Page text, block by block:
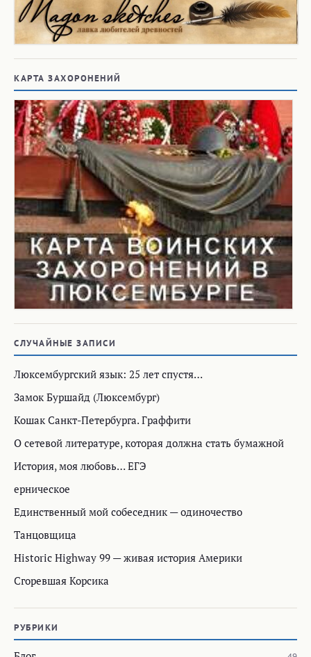
КАРТА ЗАХОРОНЕНИЙ
СЛУЧАЙНЫЕ ЗАПИСИ
Люксембургский язык: 25 лет спустя…
Замок Буршайд (Люксембург)
Кошак Санкт-Петербурга. Граффити
О сетевой литературе, которая должна стать бумажной
История, моя любовь… ЕГЭ
ерническое
Единственный мой собеседник — одиночество
Танцовщица
Historic Highway 99 — живая история Америки
Сгоревшая Корсика
РУБРИКИ